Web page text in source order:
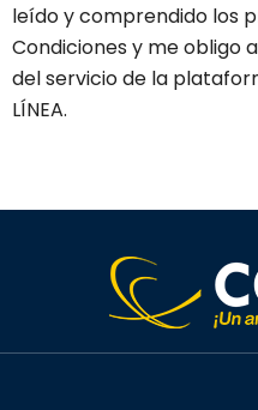
leído y comprendido los
Condiciones y me obligo
del servicio de la
LÍNEA.